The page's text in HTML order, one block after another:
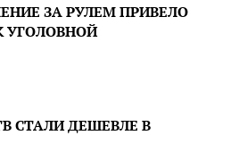
ЗА РУЛЕМ ПРИВЕЛО
УГОЛОВНОЙ
СТАЛИ ДЕШЕВЛЕ В